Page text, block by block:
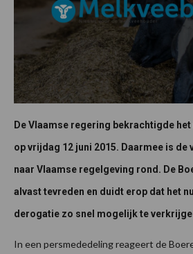
De Vlaamse regering bekrachtigde
op vrijdag 12 juni 2015. Daarmee is de
naar Vlaamse regelgeving rond. De
alvast tevreden en duidt erop dat het
derogatie zo snel mogelijk te
In een persmededeling reageert de